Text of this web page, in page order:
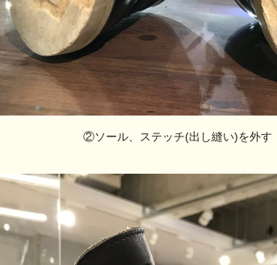
②ソール、ステッチ(出し縫い)を外す